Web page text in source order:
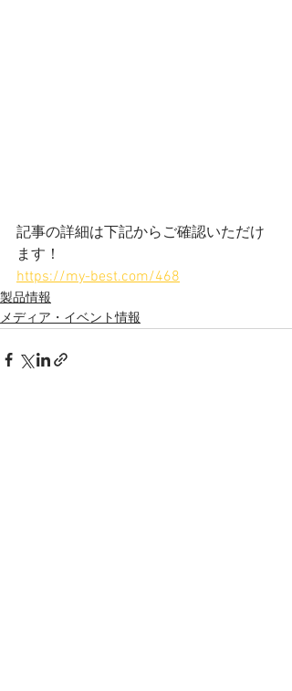
記事の詳細は下記からご確認いただけ
ます！
https://my-best.com/468
製品情報
メディア・イベント情報